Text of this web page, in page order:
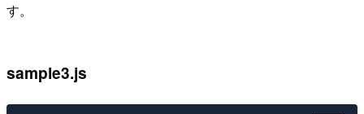
す。
sample3.js